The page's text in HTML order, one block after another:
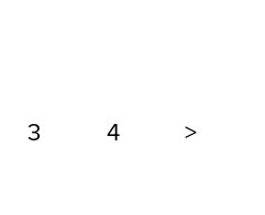
дно для інтелектуалів,
3 4 >